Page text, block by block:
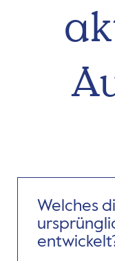
Welches